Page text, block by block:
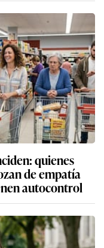
quienes
de empatía
autocontrol